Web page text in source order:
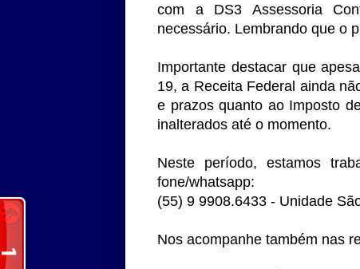
com a DS3 Assessoria
necessário. Lembrando que o
Importante destacar que
19, a Receita Federal ainda
e prazos quanto ao Imposto
inalterados até o momento.
Neste período, estamos
fone/whatsapp:
(55) 9 9908.6433 - Unidade
Nos acompanhe também nas